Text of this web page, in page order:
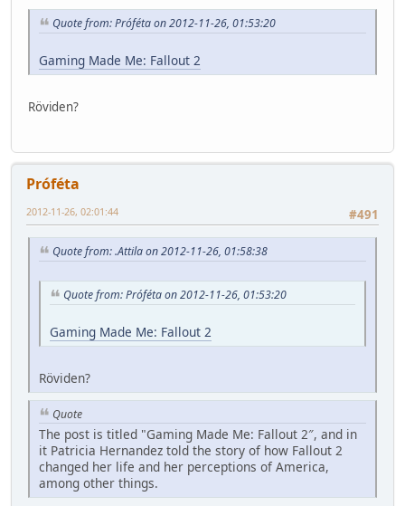
Quote from: Próféta on 2012-11-26, 01:53:20
Gaming Made Me: Fallout 2
Röviden?
Próféta
#491
2012-11-26, 02:01:44
Quote from: .Attila on 2012-11-26, 01:58:38
Quote from: Próféta on 2012-11-26, 01:53:20
Gaming Made Me: Fallout 2
Röviden?
Quote
The post is titled "Gaming Made Me: Fallout 2″, and in
it Patricia Hernandez told the story of how Fallout 2
changed her life and her perceptions of America,
among other things.